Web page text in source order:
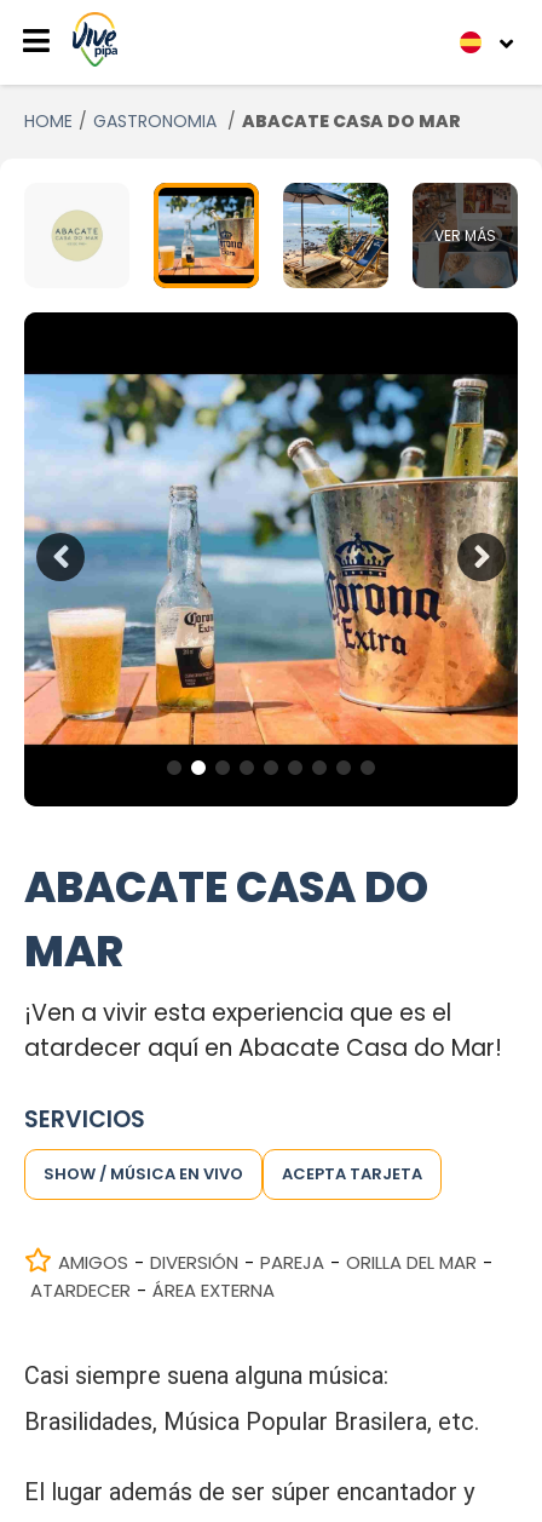
HOME GASTRONOMIA ABACATE CASA DO MAR
VER MÁS
ABACATE CASA DO
MAR
¡Ven a vivir esta experiencia que es el
atardecer aquí en Abacate Casa do Mar!
SERVICIOS
SHOW / MÚSICA EN VIVO ACEPTA TARJETA
AMIGOS - DIVERSIÓN - PAREJA - ORILLA DEL MAR -
ATARDECER - ÁREA EXTERNA
Casi siempre suena alguna música:
Brasilidades, Música Popular Brasilera, etc.
El lugar además de ser súper encantador y